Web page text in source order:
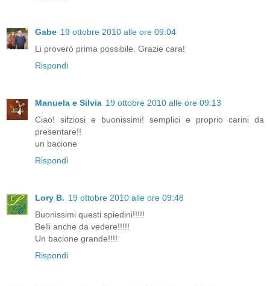
Gabe 19 ottobre 2010 alle ore 09:04
Li proverò prima possibile. Grazie cara!
Rispondi
Manuela e Silvia 19 ottobre 2010 alle ore 09:13
Ciao! sifziosi e buonissimi! semplici e proprio carini da
presentare!!
un bacione
Rispondi
Lory B. 19 ottobre 2010 alle ore 09:48
Buonissimi questi spiedini!!!!!
Belli anche da vedere!!!!!
Un bacione grande!!!!
Rispondi